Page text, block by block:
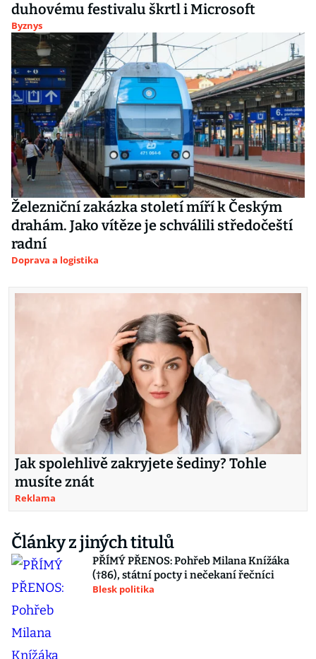
duhovému festivalu škrtl i Microsoft
Byznys
Železniční zakázka století míří k Českým
drahám. Jako vítěze je schválili středočeští
radní
Doprava a logistika
Jak spolehlivě zakryjete šediny? Tohle
musíte znát
Reklama
Články z jiných titulů
PŘÍMÝ PŘENOS: Pohřeb Milana Knížáka
(†86), státní pocty i nečekaní řečníci
Blesk politika